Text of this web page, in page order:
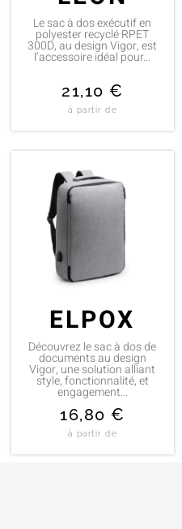
Le sac à dos exécutif en
polyester recyclé RPET
300D, au design Vigor, est
l’accessoire idéal pour...
21,10 €
à partir de
ELPOX
Découvrez le sac à dos de
documents au design
Vigor, une solution alliant
style, fonctionnalité, et
engagement...
16,80 €
à partir de